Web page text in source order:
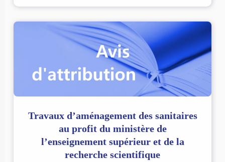
Travaux d’aménagement des sanitaires
au profit du ministère de
l’enseignement supérieur et de la
recherche scientifique